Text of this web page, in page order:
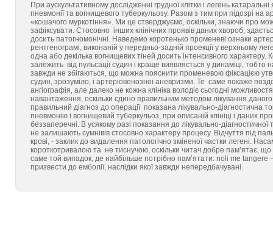
При аускультативному дослідженні грудної клітки і легень
пневмонії та вогнищевого туберкульозу. Разом з тим при підозрі
«кошачого муркотіння». Ми це стверджуємо, оскільки, знаючи про
зафіксувати. Стосовно інших клінічних проявів даних хвороб,
досить патогномонічні. Наведемо коротенько променеві ознаки
рентгенограмі, виконаній у передньо-задній проекції у верхньому
одна або декілька вогнищевих тіней досить інтенсивного
залежить від пульсації судин і краще виявляється у динаміці, тобто
завжди не збігаються, що можна пояснити променевою фіксацією
судин, зрозуміло, і артеріовенозної аневризми. Те саме покаже
ангіографія, але далеко не кожна клініка володіє сьогодні
навантаження, оскільки єдино правильним методом лікування
правильний діагноз до операції показана лікувально-діагностична
пневмонію і вогнищевий туберкульоз, при описаній клініці і даних
беззаперечні. В усякому разі показання до лікувально-діагностичної
не залишають сумнівів стосовно характеру процесу. Відчуття під
крові, - заклик до видалення патологічно зміненої частки легені.
короткотривалою та не тиснучою, оскільки читач добре пам’ятає,
саме той випадок, де найбільше потрібно пам’ятати: noli me
призвести до емболії, наслідки якої завжди непередбачувані.